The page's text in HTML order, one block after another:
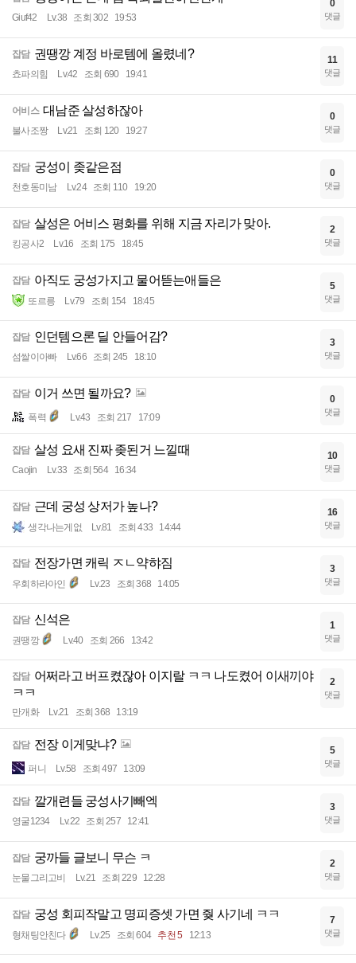
Giuf42 Lv.38 조회 302 19:53
0
댓글
잡담 권땡깡 계정 바로템에 올렸네?
쵸파의힘 Lv.42 조회 690 19:41
11
댓글
어비스 대남준 살성하잖아
불사조짱 Lv.21 조회 120 19:27
0
댓글
잡담 궁성이 좆같은점
천호동미남 Lv.24 조회 110 19:20
0
댓글
잡담 살성은 어비스 평화를 위해 지금 자리가 맞아.
킹공사2 Lv.16 조회 175 18:45
2
댓글
잡담 아직도 궁성가지고 물어뜯는애들은
또르릉 Lv.79 조회 154 18:45
5
댓글
잡담 인던템으론 딜 안들어감?
섬쌀이아빠 Lv.66 조회 245 18:10
3
댓글
잡담 이거 쓰면 될까요?
폭력 Lv.43 조회 217 17:09
0
댓글
잡담 살성 요새 진짜 좆된거 느낄때
Caojin Lv.33 조회 564 16:34
10
댓글
잡담 근데 궁성 상저가 높나?
생각나는게없 Lv.81 조회 433 14:44
16
댓글
잡담 전장가면 캐릭 ㅈㄴ약햐짐
우회하라아인 Lv.23 조회 368 14:05
3
댓글
잡담 신석은
권땡깡 Lv.40 조회 266 13:42
1
댓글
잡담 어쩌라고 버프켰잖아 이지랄 ㅋㅋ 나도켰어 이새끼야
ㅋㅋ
만개화 Lv.21 조회 368 13:19
2
댓글
잡담 전장 이게맞냐?
퍼니 Lv.58 조회 497 13:09
5
댓글
잡담 깔개련들 궁성사기빼엑
영굴1234 Lv.22 조회 257 12:41
3
댓글
잡담 궁까들 글보니 무슨 ㅋ
눈물그리고비 Lv.21 조회 229 12:28
2
댓글
잡담 궁성 회피작말고 명피증셋 가면 줮 사기네 ㅋㅋ
형채팅안친다 Lv.25 조회 604 추천 5 12:13
7
댓글